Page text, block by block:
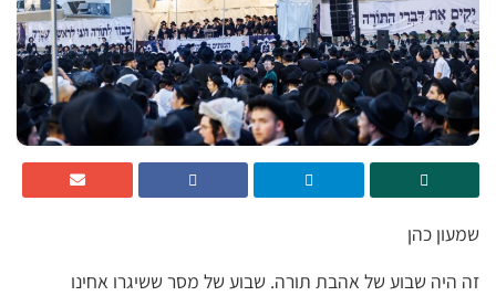
שמעון כהן
זה היה שבוע של אהבת תורה. שבוע של מסר ששיגרו אחינו